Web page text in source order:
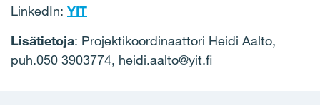
LinkedIn: YIT
Lisätietoja: Projektikoordinaattori Heidi Aalto,
puh.050 3903774, heidi.aalto@yit.fi